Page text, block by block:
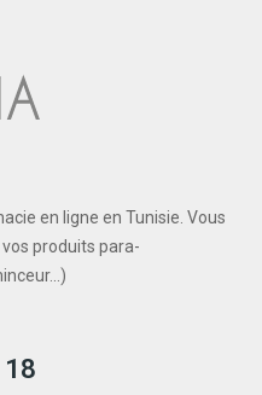
en ligne en Tunisie. Vous
produits para-